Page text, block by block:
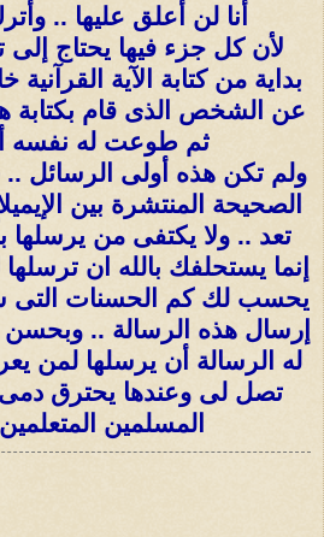
أنا لن أعلق عليها ..
لأن كل جزء فيها يحتاج إلى
بداية من كتابة الآية
عن الشخص الذى قام بكتابة
ثم طوعت له نفسه
ولم تكن هذه أولى الرسائل ..
الصحيحة المنتشرة بين
تعد .. ولا يكتفى من
إنما يستحلفك بالله ان
يحسب لك كم الحسنات التى
إرسال هذه الرسالة .. وبحسن
له الرسالة أن يرسلها لمن
تصل لى وعندها يحترق
المسلمين